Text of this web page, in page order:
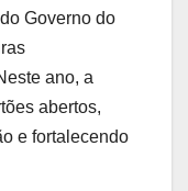
Governo do
ano, a
abertos,
e fortalecendo